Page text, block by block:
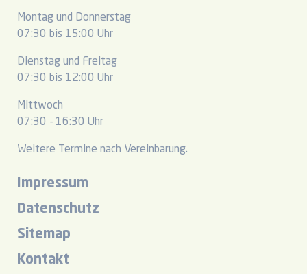
Montag und Donnerstag
07:30 bis 15:00 Uhr
Dienstag und Freitag
07:30 bis 12:00 Uhr
Mittwoch
07:30 - 16:30 Uhr
Weitere Termine nach Vereinbarung.
Impressum
Datenschutz
Sitemap
Kontakt